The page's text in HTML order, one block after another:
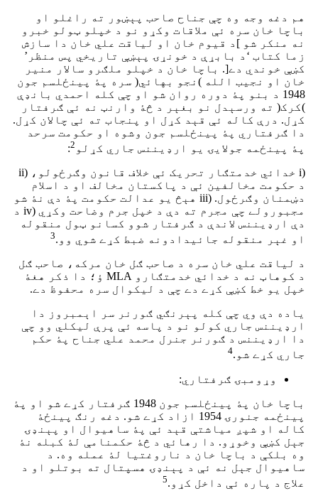
هم دغه وجه وه چې جناح صاحب پېښور ته راغلو او
باچا خان سره ئې ملاقات وکړو نو د خپلو ټولو خبرو
نه منکر شو ]د قیوم خان او لیاقت علي خان دا سازش
زما کتاب ‘د بابړې د خونړۍ پېښې تاریخي پس منظر’
کښې خوندي دے[. باچا خان د خپلو ملګرو سالار منیر
خان او نجیب الله )نجو بهائي( سره پۀ پینځلسم جون
1948 د بنو پۀ دوره روان شو او چې کله احمدي بانډې
)کرک( ته ورسېدل نو بغېر د څۀ وارنټ نه ئې ګرفتار
کړل. درې کاله ئې قېد کړل او پنجاب ته ئې چالان کړل.
دا ګرفتاري پۀ پینځلسم جون وشوه او حکومت سرحد
پۀ پینځمه جولایۍ یو ارډیننس جاري کړلو 2
:
(i خدائي خدمتګار تحریک ئې خلاف قانون وګرځولو، (ii
د حکومت مخالفین ئې د پاکستان مخالف او د اسلام
دښمنان وګرځول. (iii هېڅ یو عدالت حکومت پۀ دې نۀ شو
مجبورولے چې مجرم ته دې د خپل جرم وضاحت وکړي (iv د
دې ارډیننس لاندې د ګرفتار شوو کسانو ټول منقوله
او غېر منقوله جائیدادونه ضبط کړے شوي وو.3
د لیاقت علي خان سره د صاحب ګل خان مرکه، صاحب ګل
د کوهاټ نه د خدائي خدمتګارو MLA ؤ؛ دا ذکر هغۀ
خپل یو خط کښې کړے دے چې د لیکوال سره محفوظ دے.
یاده دې وي چې کله پېرنګي ګورنر سر اېمبروز دا
ارډیننس جاري کولو نو د پاسه ئې پرې لیکلي وو چې
دا ارډیننس د ګورنر جنرل محمد علي جناح پۀ حکم
جاري کړے شو.4
وړومبۍ ګرفتاري:
باچا خان پۀ پینځلسم جون 1948 ګرفتار کړے شو او پۀ
پینځمه جنورۍ 1954 ازاد کړے شو. دغه رنګ پینځۀ
کاله او شپږ میاشتې قېد ئې پۀ ساهیوال او پېنډۍ
جېل کښې وخوړو. دا رهائي د څۀ حکمنامې لۀ کبله نۀ
وه بلکې د باچا خان د ناروغتیا لۀ عمله وه. د
ساهیوال جېل نه ئې د پېنډۍ هسپتال ته بوتلو او د
علاج د پاره ئې داخل کړو.5